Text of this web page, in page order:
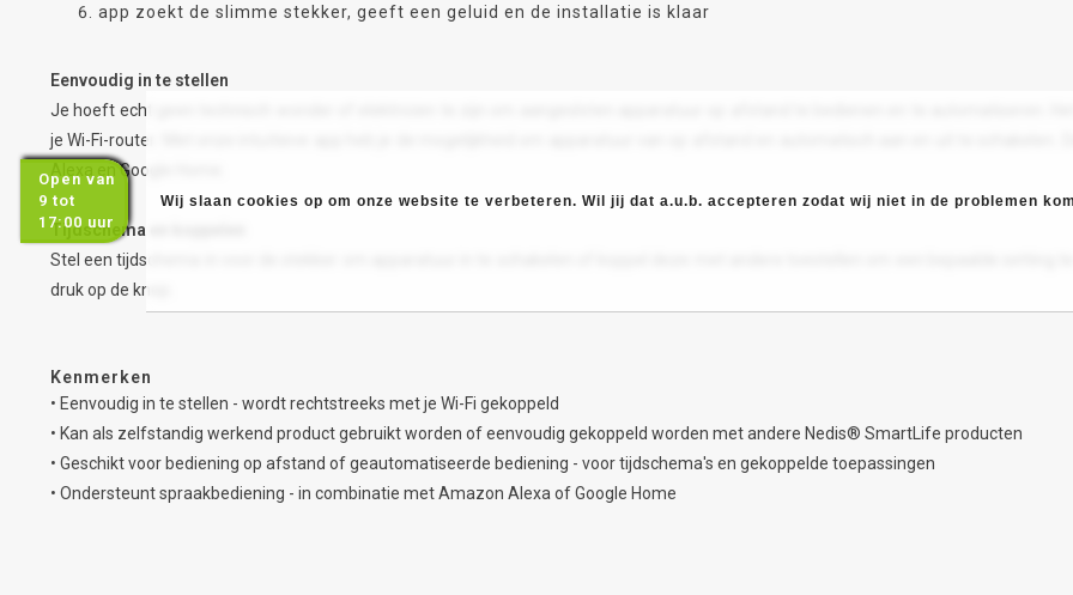
app zoekt de slimme stekker, geeft een geluid en de installatie is klaar
Eenvoudig in te stellen
Je hoeft echt geen technisch wonder of elektricien te zijn om aangesloten apparatuur op afstand te bedienen en te automatiseren.
je Wi-Fi-router. Met onze intuïtieve app heb je de mogelijkheid om apparatuur van op afstand en automatisch aan en uit te
Alexa en Google Home.
Tijdschema en koppelen
Stel een tijdschema in voor de stekker om apparatuur in te schakelen of koppel deze met andere toestellen om een bepaalde setting
druk op de knop.
Kenmerken
• Eenvoudig in te stellen - wordt rechtstreeks met je Wi-Fi gekoppeld
• Kan als zelfstandig werkend product gebruikt worden of eenvoudig gekoppeld worden met andere Nedis® SmartLife producten
• Geschikt voor bediening op afstand of geautomatiseerde bediening - voor tijdschema's en gekoppelde toepassingen
• Ondersteunt spraakbediening - in combinatie met Amazon Alexa of Google Home
Open van
9 tot
17:00 uur
Wij slaan cookies op om onze website te verbeteren. Wil jij dat a.u.b. accepteren zodat wij niet in de problemen